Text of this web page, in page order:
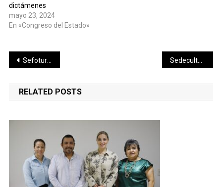
dictámenes
mayo 23, 2024
En «Congreso del Estado»
Navegación
de
entradas
Sefotur y Ceneval firman convenio para impulsar profesionalización del sector turístico
RELATED POSTS